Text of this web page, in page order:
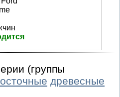
(группы
древесные